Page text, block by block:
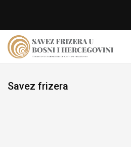
Savez frizera